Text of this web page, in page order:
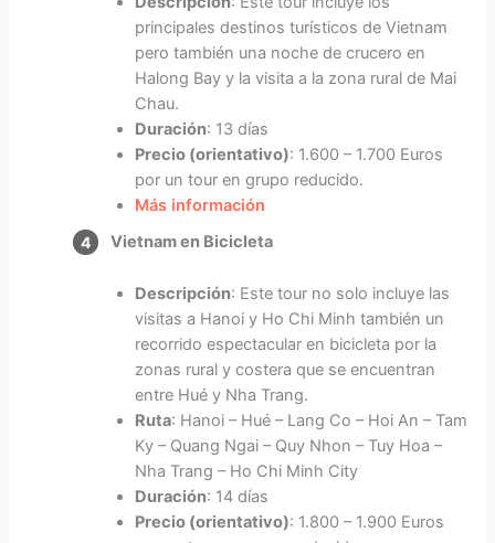
principales destinos turísticos de Vietnam
pero también una noche de crucero en
Halong Bay y la visita a la zona rural de Mai
Chau.
Duración: 13 días
Precio (orientativo): 1.600 – 1.700 Euros
por un tour en grupo reducido.
Más información
Vietnam en Bicicleta
Descripción: Este tour no solo incluye las
visitas a Hanoi y Ho Chi Minh también un
recorrido espectacular en bicicleta por la
zonas rural y costera que se encuentran
entre Hué y Nha Trang.
Ruta: Hanoi – Hué – Lang Co – Hoi An – Tam
Ky – Quang Ngai – Quy Nhon – Tuy Hoa –
Nha Trang – Ho Chi Minh City
Duración: 14 días
Precio (orientativo): 1.800 – 1.900 Euros